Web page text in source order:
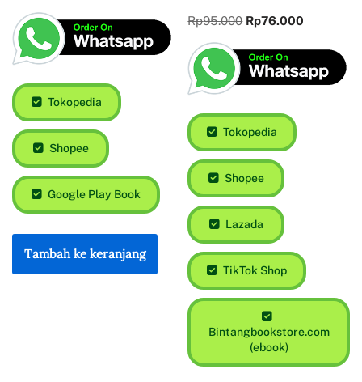
Tokopedia
Shopee
Google Play Book
Tambah ke keranjang
Rp95.000 Rp76.000
Tokopedia
Shopee
Lazada
TikTok Shop
Bintangbookstore.com
(ebook)